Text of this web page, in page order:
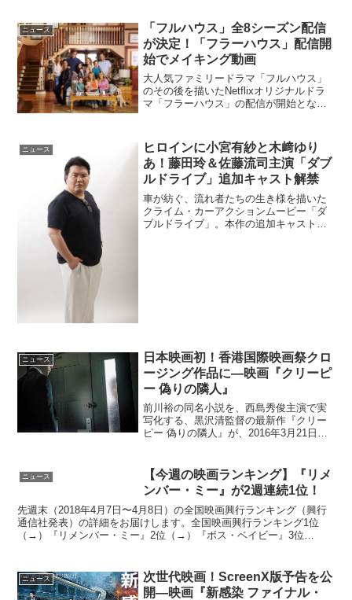
ニュース
「フルハウス」全8シーズン配信
が決定！「フラーハウス」配信開
始でメイキング動画
大人気ファミリードラマ「フルハウス」
のその後を描いたNetflixオリジナルドラ
マ「フラーハウス」の配信が開始とな
ス」全8シーズン一斉配信も発表となっ
た。「フルハウス」...
ニュース
ヒロインに小宮有紗と木﨑ゆり
あ！藤田玲＆佐藤流司主演「ダブ
ルドライブ」追加キャスト解禁
車が紡ぐ、流れ者たちの生き様を描いた
クライム・カーアクションムービー「ダ
ブルドライブ」。本作の追加キャストが
ニュース
日本映画初！香港国際映画祭クロ
ージング作品に―映画『クリーピ
ー 偽りの隣人』
前川裕の同名小説を、西島秀俊主演で実
写化する、黒沢清監督の最新作『クリー
ピー 偽りの隣人』が、2016年3月21日か
としては初となるクロージング作品とし
て上映され...
ニュース
【今週の映画ランキング】『リメ
ンバー・ミー』が2週連続1位！
先週末（2018年4月7日〜4月8日）の全国映画興行ランキング（興行
通信社発表）の詳細をお届けします。全国映画興行ランキング1位
（→）『リメンバー・ミー』2位（→）『ボス・ベイビー』3位
ニュース
次世代映画！ScreenX版予告を公
開―映画『新感染 ファイナル・